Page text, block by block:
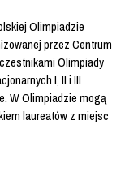
Olimpiadzie
przez Centrum
Olimpiady
I, II i III
W Olimpiadzie mogą
laureatów z miejsc